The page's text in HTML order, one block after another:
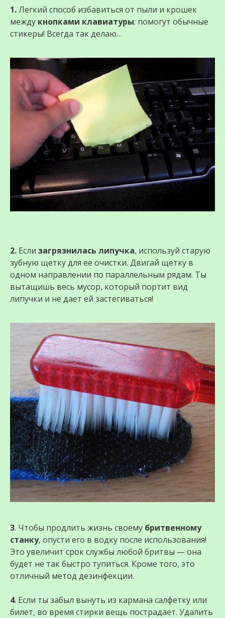
1.Легкий способ избавиться от пыли и крошек
между кнопками клавиатуры: помогут обычные
стикеры! Всегда так делаю…
2. Если загрязнилась липучка, используй старую
зубную щетку для ее очистки. Двигай щетку в
одном направлении по параллельным рядам. Ты
вытащишь весь мусор, который портит вид
липучки и не дает ей застегиваться!
3. Чтобы продлить жизнь своему бритвенному
станку, опусти его в водку после использования!
Это увеличит срок службы любой бритвы — она
будет не так быстро тупиться. Кроме того, это
отличный метод дезинфекции.
4. Если ты забыл вынуть из кармана салфетку или
билет, во время стирки вещь пострадает. Удалить